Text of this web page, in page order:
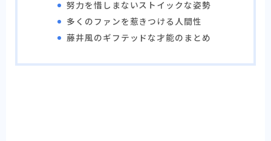
努力を惜しまないストイックな姿勢
多くのファンを惹きつける人間性
藤井風のギフテッドな才能のまとめ